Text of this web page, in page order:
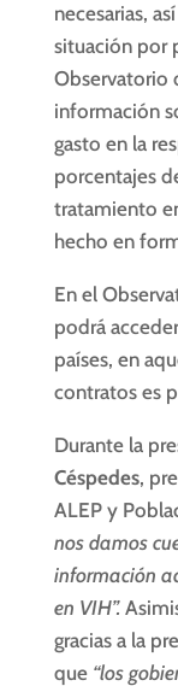
necesarias,
situación por
Observatorio
información
gasto en la
porcentajes
tratamiento
hecho en
En el
podrá
países, en
contratos es
Durante la
Céspedes,
ALEP y
nos damos
información
en VIH”.
gracias a la
que “los